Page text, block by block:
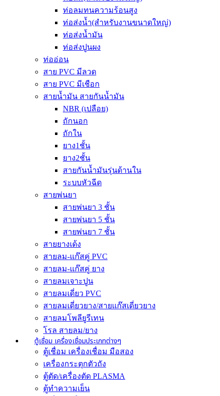
ท่อลมทนความร้อนสูง
ท่อส่งน้ำ(สำหรับงานขนาดใหญ่)
ท่อส่งน้ำมัน
ท่อส่งปูนผง
ท่ออ่อน
สาย PVC มีลวด
สาย PVC มีเชือก
สายน้ำมัน สายกันน้ำมัน
NBR (เปลือย)
ถักนอก
ถักใน
ยาง1ชั้น
ยาง2ชั้น
สายกันน้ำมันรุ่นด้านใน
ระบบหัวฉีด
สายพ่นยา
สายพ่นยา 3 ชั้น
สายพ่นยา 5 ชั้น
สายพ่นยา 7 ชั้น
สายยางเด้ง
สายลม-แก๊สคู่ PVC
สายลม-แก๊สคู่ ยาง
สายลมเจาะปูน
สายลมเดี่ยว PVC
สายลมเดี่ยวยาง/สายแก๊สเดี่ยวยาง
สายลมโพลียูรีเทน
โรล สายลม/ยาง
ตู้เชื่อม เครื่องเชื่อมประเภทต่างๆ
ตู้เชื่อม เครื่องเชื่อม มือสอง
เครื่องกระตุกตัวถัง
ตู้ตัด/เครื่องตัด PLASMA
ตู้ทำความเย็น